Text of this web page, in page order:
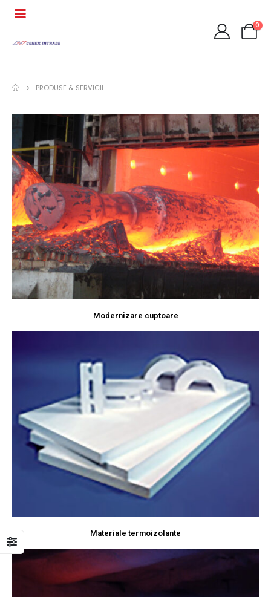
0
PRODUSE & SERVICII
Modernizare cuptoare
Materiale termoizolante